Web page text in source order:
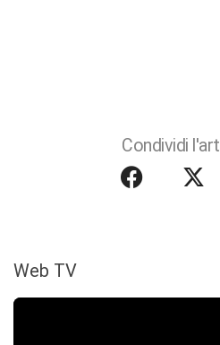
Condividi
Web TV